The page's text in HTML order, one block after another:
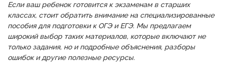
Если ваш ребенок готовится к экзаменам в старших
классах, стоит обратить внимание на специализированные
пособия для подготовки к ОГЭ и ЕГЭ. Мы предлагаем
широкий выбор таких материалов, которые включают не
только задания, но и подробные объяснения, разборы
ошибок и другие полезные ресурсы.